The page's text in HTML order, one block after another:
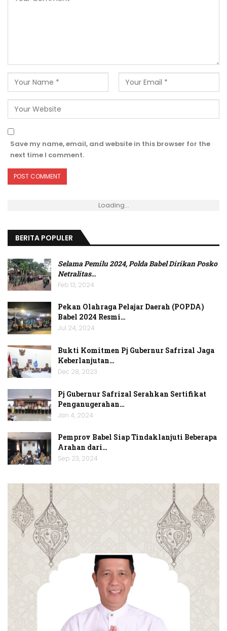
Save my name, email, and website in this browser for the
next time I comment.
Loading...
BERITA POPULER
Selama Pemilu 2024, Polda Babel Dirikan Posko
Netralitas…
Feb 13, 2024
Pekan Olahraga Pelajar Daerah (POPDA)
Babel 2024 Resmi…
Jul 24, 2024
Bukti Komitmen Pj Gubernur Safrizal Jaga
Keberlanjutan…
Dec 28, 2023
Pj Gubernur Safrizal Serahkan Sertifikat
Penganugerahan…
Jan 4, 2024
Pemprov Babel Siap Tindaklanjuti Beberapa
Arahan dari…
Sep 23, 2024